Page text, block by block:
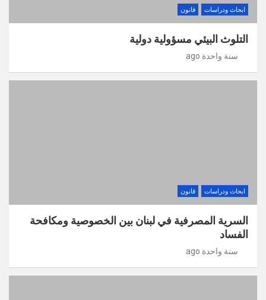
ابحاث ودراسات قانون
التلوث البيئي مسؤولية دولية
سنة واحدة ago
ابحاث ودراسات قانون
السرية المصرفية في لبنان بين الخصوصية ومكافحة
الفساد
سنة واحدة ago